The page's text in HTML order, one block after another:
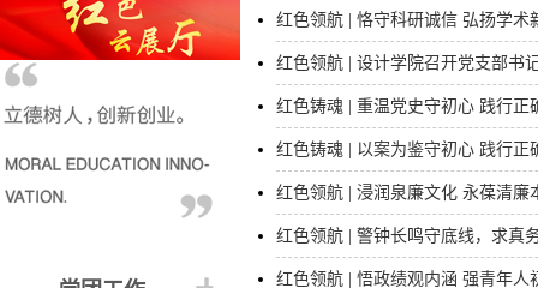
红色领航 | 恪守科研诚信 弘扬学
红色领航 | 设计学院召开党支部书
红色铸魂 | 重温党史守初心 践行
红色铸魂 | 以案为鉴守初心 践行
红色领航 | 浸润泉廉文化 永葆清
红色领航 | 警钟长鸣守底线，求
红色领航 | 悟政绩观内涵 强青年